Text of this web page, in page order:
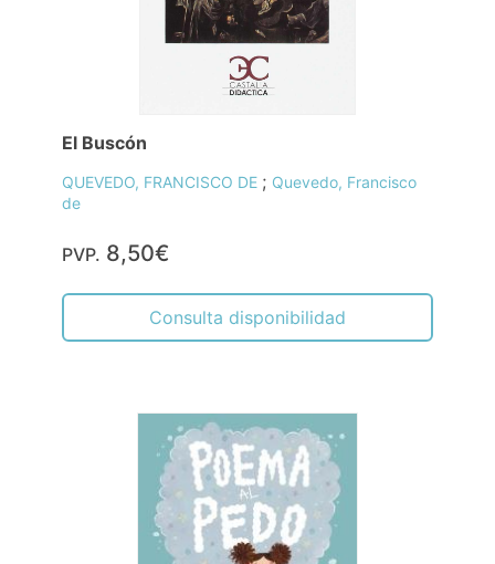
El Buscón
QUEVEDO, FRANCISCO DE ; Quevedo, Francisco
de
PVP. 8,50€
Consulta disponibilidad